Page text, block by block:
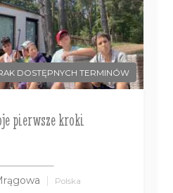
DOSTĘPNYCH TERMINÓW
pierwsze kroki
Polska